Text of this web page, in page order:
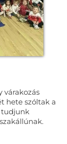
várakozás
hete szóltak a
tudjunk